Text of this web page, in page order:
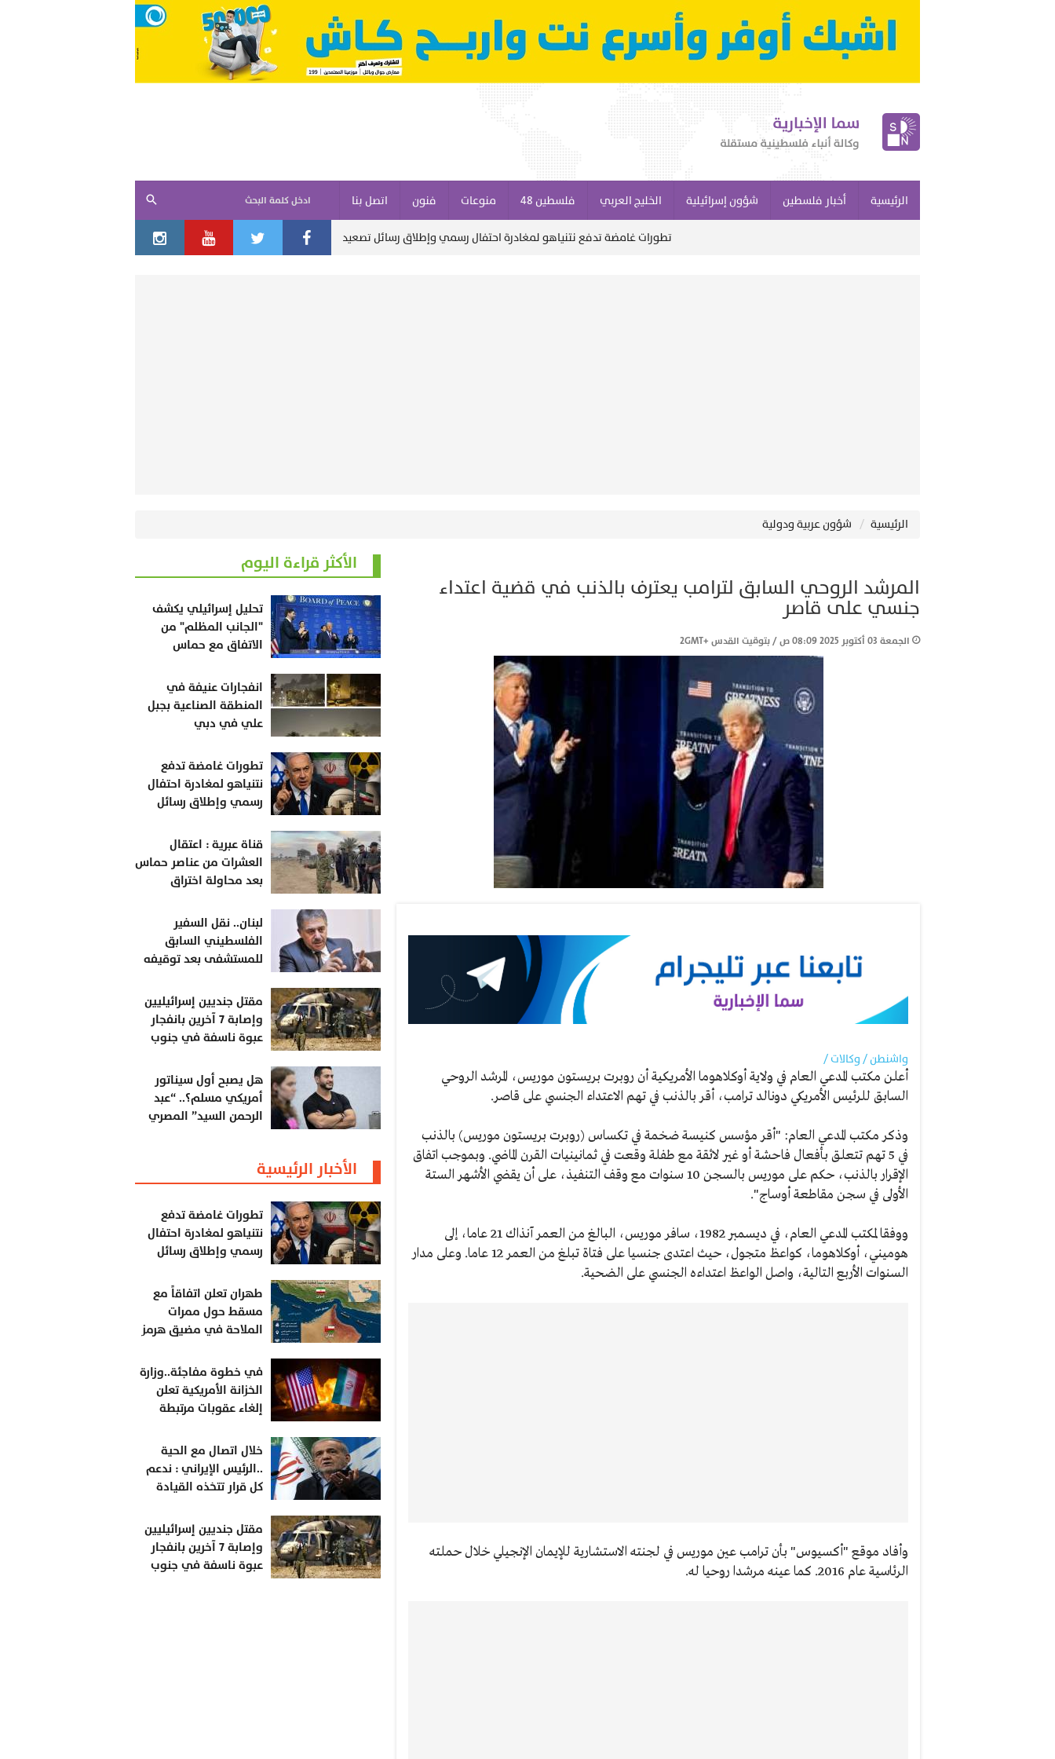
الرئيسية أخبار فلسطين شؤون إسرائيلية الخليج العربي فلسطين 48 منوعات فنون اتصل بنا ادخل كلمة البحث
طهران تعلن اتفاقاً مع مسقط حول ممرات الملاحة في مضيق تطورات غامضة تدفع نتنياهو لمغادرة احتفال رسمي وإطلاق رسائل تصعيدية تجاه إيران
الرئيسية شؤون عربية ودولية
المرشد الروحي السابق لترامب يعترف بالذنب في قضية اعتداء
جنسي على قاصر
الجمعة 03 أكتوبر 2025 08:09 ص / بتوقيت القدس +2GMT
واشنطن / وكالات /
أعلن مكتب المدعي العام في ولاية أوكلاهوما الأمريكية أن روبرت بريستون موريس، المرشد الروحي
السابق للرئيس الأمريكي دونالد ترامب، أقر بالذنب في تهم الاعتداء الجنسي على قاصر.
وذكر مكتب المدعي العام: "أقر مؤسس كنيسة ضخمة في تكساس (روبرت بريستون موريس) بالذنب
في 5 تهم تتعلق بأفعال فاحشة أو غير لائقة مع طفلة وقعت في ثمانينيات القرن الماضي. وبموجب اتفاق
الإقرار بالذنب، حكم على موريس بالسجن 10 سنوات مع وقف التنفيذ، على أن يقضي الأشهر الستة
الأولى في سجن مقاطعة أوساج".
ووفقا لمكتب المدعي العام، في ديسمبر 1982، سافر موريس، البالغ من العمر آنذاك 21 عاما، إلى
هوميني، أوكلاهوما، كواعظ متجول، حيث اعتدى جنسيا على فتاة تبلغ من العمر 12 عاما. وعلى مدار
السنوات الأربع التالية، واصل الواعظ اعتداءه الجنسي على الضحية.
وأفاد موقع "أكسيوس" بأن ترامب عين موريس في لجنته الاستشارية للإيمان الإنجيلي خلال حملته
الرئاسية عام 2016. كما عينه مرشدا روحيا له.
الأكثر قراءة اليوم
تحليل إسرائيلي يكشف
"الجانب المظلم" من
الاتفاق مع حماس
انفجارات عنيفة في
المنطقة الصناعية بجبل
علي في دبي
تطورات غامضة تدفع
نتنياهو لمغادرة احتفال
رسمي وإطلاق رسائل
قناة عبرية : اعتقال
العشرات من عناصر حماس
بعد محاولة اختراق
لبنان.. نقل السفير
الفلسطيني السابق
للمستشفى بعد توقيفه
مقتل جنديين إسرائيليين
وإصابة 7 آخرين بانفجار
عبوة ناسفة في جنوب
هل يصبح أول سيناتور
أمريكي مسلم؟.. “عبد
الرحمن السيد” المصري
الأخبار الرئيسية
تطورات غامضة تدفع
نتنياهو لمغادرة احتفال
رسمي وإطلاق رسائل
طهران تعلن اتفاقاً مع
مسقط حول ممرات
الملاحة في مضيق هرمز
في خطوة مفاجئة..وزارة
الخزانة الأمريكية تعلن
إلغاء عقوبات مرتبطة
خلال اتصال مع الحية
..الرئيس الإيراني : ندعم
كل قرار تتخذه القيادة
مستقبل غزة
مقتل جنديين إسرائيليين
وإصابة 7 آخرين بانفجار
عبوة ناسفة في جنوب